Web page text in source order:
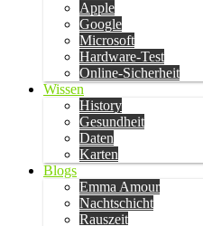
Apple
Google
Microsoft
Hardware-Test
Online-Sicherheit
Wissen
History
Gesundheit
Daten
Karten
Blogs
Emma Amour
Nachtschicht
Rauszeit